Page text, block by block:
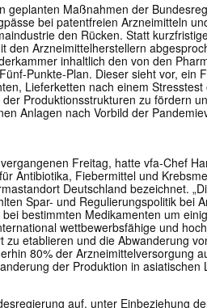
geplanten Maßnahmen der
bei patentfreien Arzneimitteln
den Rücken. Statt
den Arzneimittelherstellern
inhaltlich den von den
Punkte-Plan. Dieser sieht vor, ein
Lieferketten nach einem
Produktionsstrukturen zu fördern
Anlagen nach Vorbild der
Freitag, hatte vfa-Chef
Antibiotika, Fiebermittel und
Deutschland bezeichnet.
Spar- und Regulierungspolitik bei
bestimmten Medikamenten um
wettbewerbsfähige und
zu etablieren und die Abwanderung
80% der Arzneimittelversorgung
der Produktion in asiatischen
auf, unter Einbeziehung